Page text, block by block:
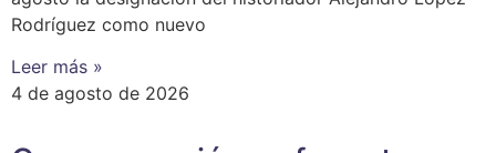
Rodríguez como nuevo
Leer más »
4 de agosto de 2026